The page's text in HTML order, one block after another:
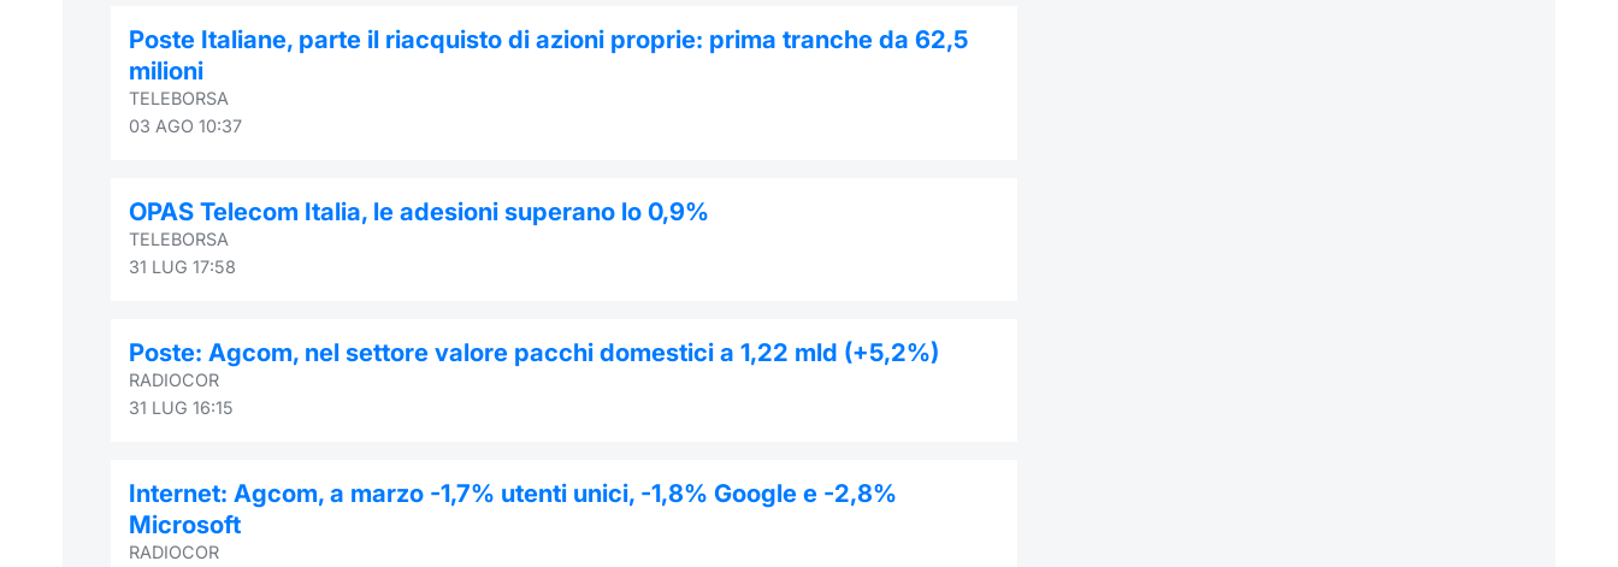
Poste Italiane, parte il riacquisto di azioni proprie: prima tranche da 62,5
milioni
TELEBORSA
03 AGO 10:37
OPAS Telecom Italia, le adesioni superano lo 0,9%
TELEBORSA
31 LUG 17:58
Poste: Agcom, nel settore valore pacchi domestici a 1,22 mld (+5,2%)
RADIOCOR
31 LUG 16:15
Internet: Agcom, a marzo -1,7% utenti unici, -1,8% Google e -2,8%
Microsoft
RADIOCOR